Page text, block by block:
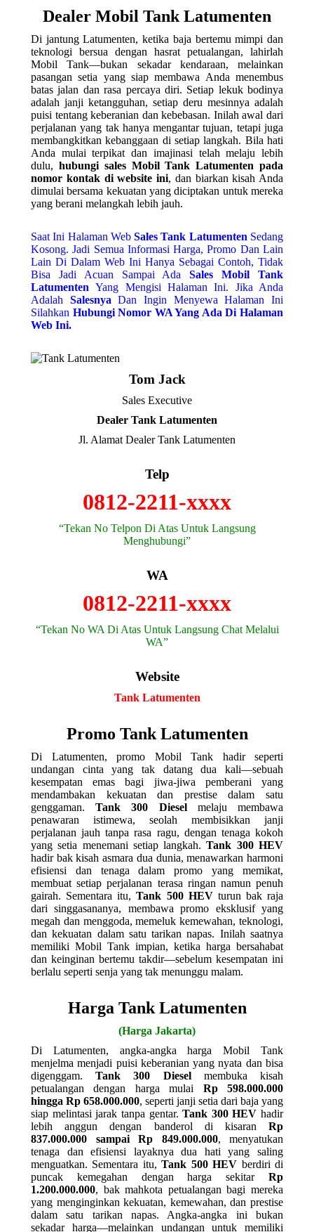
Dealer Mobil Tank Latumenten
Di jantung Latumenten, ketika baja bertemu mimpi dan
teknologi bersua dengan hasrat petualangan, lahirlah
Mobil Tank—bukan sekadar kendaraan, melainkan
pasangan setia yang siap membawa Anda menembus
batas jalan dan rasa percaya diri. Setiap lekuk bodinya
adalah janji ketangguhan, setiap deru mesinnya adalah
puisi tentang keberanian dan kebebasan. Inilah awal dari
perjalanan yang tak hanya mengantar tujuan, tetapi juga
membangkitkan kebanggaan di setiap langkah. Bila hati
Anda mulai terpikat dan imajinasi telah melaju lebih
dulu, hubungi sales Mobil Tank Latumenten pada
nomor kontak di website ini, dan biarkan kisah Anda
dimulai bersama kekuatan yang diciptakan untuk mereka
yang berani melangkah lebih jauh.
Saat Ini Halaman WebSales Tank Latumenten Sedang
Kosong. Jadi Semua Informasi Harga, Promo Dan Lain
Lain Di Dalam Web Ini Hanya Sebagai Contoh, Tidak
Bisa Jadi Acuan Sampai AdaSales Mobil Tank
LatumentenYang Mengisi Halaman Ini. Jika Anda
Adalah Salesnya Dan Ingin Menyewa Halaman Ini
Silahkan Hubungi Nomor WA Yang Ada Di Halaman
Web Ini.
Tom Jack
Sales Executive
Dealer Tank Latumenten
Jl. Alamat Dealer Tank Latumenten
Telp
0812-2211-xxxx
“Tekan No Telpon Di Atas Untuk Langsung
Menghubungi”
WA
0812-2211-xxxx
“Tekan No WA Di Atas Untuk Langsung Chat Melalui
WA”
Website
Tank Latumenten
Promo Tank Latumenten
Di Latumenten, promo Mobil Tank hadir seperti
undangan cinta yang tak datang dua kali—sebuah
kesempatan emas bagi jiwa-jiwa pemberani yang
mendambakan kekuatan dan prestise dalam satu
genggaman.Tank 300 Dieselmelaju membawa
penawaran istimewa, seolah membisikkan janji
perjalanan jauh tanpa rasa ragu, dengan tenaga kokoh
yang setia menemani setiap langkah.Tank 300 HEV
hadir bak kisah asmara dua dunia, menawarkan harmoni
efisiensi dan tenaga dalam promo yang memikat,
membuat setiap perjalanan terasa ringan namun penuh
gairah. Sementara itu,Tank 500 HEVturun bak raja
dari singgasananya, membawa promo eksklusif yang
megah dan menggoda, memeluk kemewahan, teknologi,
dan kekuatan dalam satu tarikan napas. Inilah saatnya
memiliki Mobil Tank impian, ketika harga bersahabat
dan keinginan bertemu takdir—sebelum kesempatan ini
berlalu seperti senja yang tak menunggu malam.
Harga Tank Latumenten
(Harga Jakarta)
Di Latumenten, angka-angka harga Mobil Tank
menjelma menjadi puisi keberanian yang nyata dan bisa
digenggam.Tank 300 Dieselmembuka kisah
petualangan dengan harga mulai Rp 598.000.000
hingga Rp 658.000.000, seperti janji setia dari baja yang
siap melintasi jarak tanpa gentar.Tank 300 HEV hadir
lebih anggun dengan banderol di kisaran Rp
837.000.000 sampai Rp 849.000.000, menyatukan
tenaga dan efisiensi layaknya dua hati yang saling
menguatkan. Sementara itu,Tank 500 HEV berdiri di
puncak kemegahan dengan harga sekitar Rp
1.200.000.000, bak mahkota petualangan bagi mereka
yang menginginkan kekuatan, kemewahan, dan prestise
dalam satu tarikan napas. Angka-angka ini bukan
sekadar harga—melainkan undangan untuk memiliki